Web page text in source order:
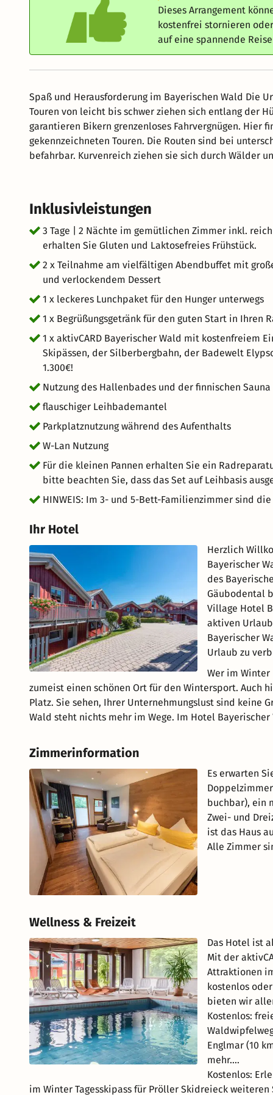
Dieses Arrangement
kostenfrei stornieren
auf eine spannende
Spaß und Herausforderung im Bayerischen Wald Die Urlaubsregion ist ein Eldorado für Mountainbiker. Unzählige
Touren von leicht bis schwer ziehen sich entlang der
garantieren Bikern grenzenloses Fahrvergnügen. Hier
gekennzeichneten Touren. Die Routen sind bei
befahrbar. Kurvenreich ziehen sie sich durch Wälder
Inklusivleistungen
3 Tage | 2 Nächte im gemütlichen Zimmer inkl.
erhalten Sie Gluten und Laktosefreies Frühstück.
2 x Teilnahme am vielfältigen Abendbuffet mit
und verlockendem Dessert
1 x leckeres Lunchpaket für den Hunger unterwegs
1 x Begrüßungsgetränk für den guten Start in Ihren
1 x aktivCARD Bayerischer Wald mit kostenfreiem
Skipässen, der Silberbergbahn, der Badewelt
1.300€!
Nutzung des Hallenbades und der finnischen
flauschiger Leihbademantel
Parkplatznutzung während des Aufenthalts
W-Lan Nutzung
Für die kleinen Pannen erhalten Sie ein
bitte beachten Sie, dass das Set auf Leihbasis
HINWEIS: Im 3- und 5-Bett-Familienzimmer sind
Ihr Hotel
Herzlich
Bayerischer
des
Gäubodental
Village Hotel
aktiven
Bayerischer
Urlaub zu
Wer im
zumeist einen schönen Ort für den Wintersport. Auch
Platz. Sie sehen, Ihrer Unternehmungslust sind keine
Wald steht nichts mehr im Wege. Im Hotel
Zimmerinformation
Es erwarten
buchbar), ein
Zwei- und
ist das Haus
Alle Zimmer
Wellness & Freizeit
Das Hotel ist
Mit der
Attraktionen
kostenlos
bieten wir
Kostenlos:
Englmar (10
mehr....
Kostenlos:
im Winter Tagesskipass für Pröller Skidreieck